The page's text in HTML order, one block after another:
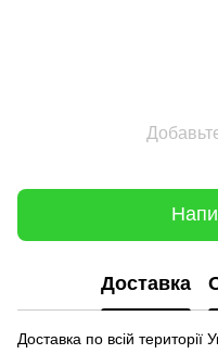
Доставка
Доставка по всій території